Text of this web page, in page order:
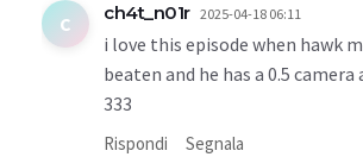
C ch4t_n01r 2025-04-18 06:11
i love this episode when hawk
beaten and he has a 0.5
333
Rispondi Segnala